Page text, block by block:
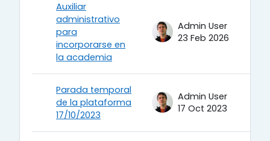
Auxiliar
administrativo
para
incorporarse en
la academia
Admin User
23 Feb 2026
Parada temporal
de la plataforma
17/10/2023
Admin User
17 Oct 2023